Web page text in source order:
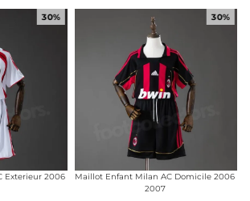
30%
Exterieur 2006
30%
Maillot Enfant Milan AC Domicile 2006
2007